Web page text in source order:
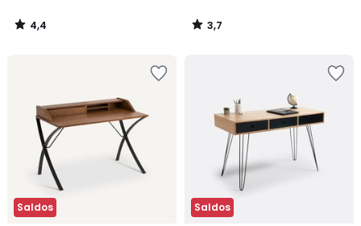
4,4
/
3,7
/
Saldos Saldos